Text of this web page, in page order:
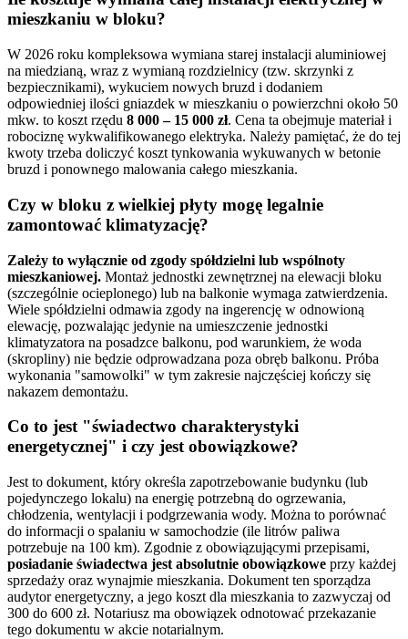
mieszkaniu w bloku?
W 2026 roku kompleksowa wymiana starej instalacji aluminiowej
na miedzianą, wraz z wymianą rozdzielnicy (tzw. skrzynki z
bezpiecznikami), wykuciem nowych bruzd i dodaniem
odpowiedniej ilości gniazdek w mieszkaniu o powierzchni około 50
mkw. to koszt rzędu 8 000 – 15 000 zł. Cena ta obejmuje materiał i
robociznę wykwalifikowanego elektryka. Należy pamiętać, że do tej
kwoty trzeba doliczyć koszt tynkowania wykuwanych w betonie
bruzd i ponownego malowania całego mieszkania.
Czy w bloku z wielkiej płyty mogę legalnie
zamontować klimatyzację?
Zależy to wyłącznie od zgody spółdzielni lub wspólnoty
mieszkaniowej. Montaż jednostki zewnętrznej na elewacji bloku
(szczególnie ocieplonego) lub na balkonie wymaga zatwierdzenia.
Wiele spółdzielni odmawia zgody na ingerencję w odnowioną
elewację, pozwalając jedynie na umieszczenie jednostki
klimatyzatora na posadzce balkonu, pod warunkiem, że woda
(skropliny) nie będzie odprowadzana poza obręb balkonu. Próba
wykonania "samowolki" w tym zakresie najczęściej kończy się
nakazem demontażu.
Co to jest "świadectwo charakterystyki
energetycznej" i czy jest obowiązkowe?
Jest to dokument, który określa zapotrzebowanie budynku (lub
pojedynczego lokalu) na energię potrzebną do ogrzewania,
chłodzenia, wentylacji i podgrzewania wody. Można to porównać
do informacji o spalaniu w samochodzie (ile litrów paliwa
potrzebuje na 100 km). Zgodnie z obowiązującymi przepisami,
posiadanie świadectwa jest absolutnie obowiązkowe przy każdej
sprzedaży oraz wynajmie mieszkania. Dokument ten sporządza
audytor energetyczny, a jego koszt dla mieszkania to zazwyczaj od
300 do 600 zł. Notariusz ma obowiązek odnotować przekazanie
tego dokumentu w akcie notarialnym.